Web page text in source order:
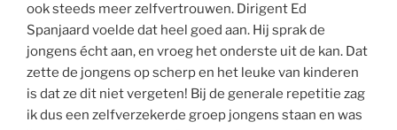
ook steeds meer zelfvertrouwen. Dirigent Ed
Spanjaard voelde dat heel goed aan. Hij sprak de
jongens écht aan, en vroeg het onderste uit de kan. Dat
zette de jongens op scherp en het leuke van kinderen
is dat ze dit niet vergeten! Bij de generale repetitie zag
ik dus een zelfverzekerde groep jongens staan en was